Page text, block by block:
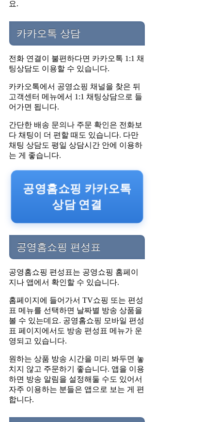
요.
카카오톡 상담
전화 연결이 불편하다면 카카오톡 1:1 채
팅상담도 이용할 수 있습니다.
카카오톡에서 공영쇼핑 채널을 찾은 뒤
고객센터 메뉴에서 1:1 채팅상담으로 들
어가면 됩니다.
간단한 배송 문의나 주문 확인은 전화보
다 채팅이 더 편할 때도 있습니다. 다만
채팅 상담도 평일 상담시간 안에 이용하
는 게 좋습니다.
공영홈쇼핑 카카오톡
상담 연결
공영홈쇼핑 편성표
공영홈쇼핑 편성표는 공영쇼핑 홈페이
지나 앱에서 확인할 수 있습니다.
홈페이지에 들어가서 TV쇼핑 또는 편성
표 메뉴를 선택하면 날짜별 방송 상품을
볼 수 있는데요. 공영홈쇼핑 모바일 편성
표 페이지에서도 방송 편성표 메뉴가 운
영되고 있습니다.
원하는 상품 방송 시간을 미리 봐두면 놓
치지 않고 주문하기 좋습니다. 앱을 이용
하면 방송 알림을 설정해둘 수도 있어서
자주 이용하는 분들은 앱으로 보는 게 편
합니다.